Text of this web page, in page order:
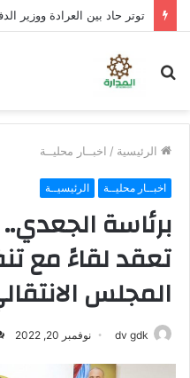
الرئيسية / اخبــار محليــة
اخبــار محليــة الرئيسيــة
برئاسة الجعدي..
تعقد لقاءً مع
المجلس
dv gdk نوفمبر 20, 2022